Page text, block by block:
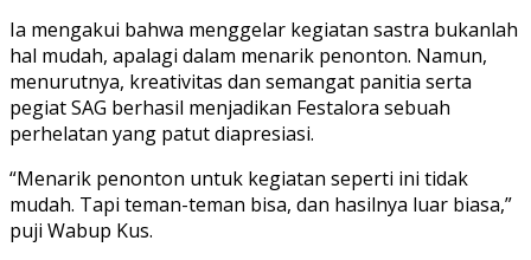
Ia mengakui bahwa menggelar kegiatan sastra bukanlah
hal mudah, apalagi dalam menarik penonton. Namun,
menurutnya, kreativitas dan semangat panitia serta
pegiat SAG berhasil menjadikan Festalora sebuah
perhelatan yang patut diapresiasi.
“Menarik penonton untuk kegiatan seperti ini tidak
mudah. Tapi teman-teman bisa, dan hasilnya luar biasa,”
puji Wabup Kus.